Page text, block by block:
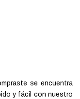
se encuentra
y fácil con nuestro